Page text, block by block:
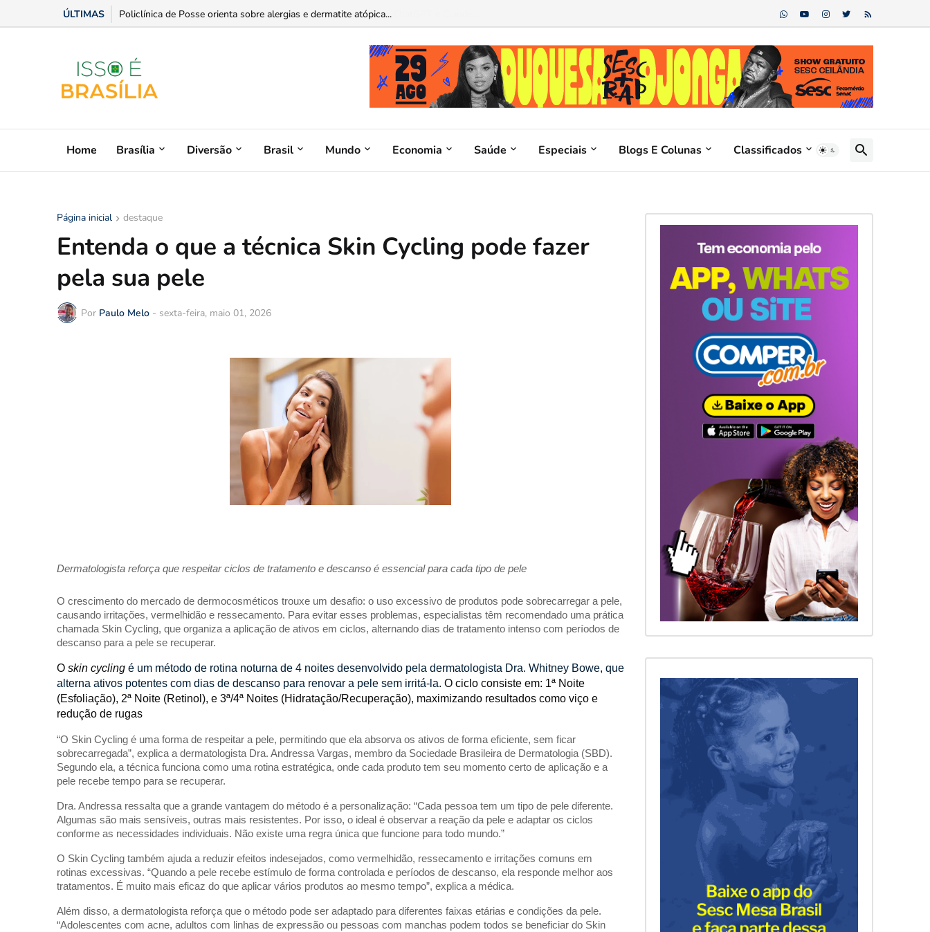
ÚLTIMAS Senior anuncia o primeiro ERP da América Latina operável por ChatGPT e Claude...
Home Brasília Diversão Brasil Mundo Economia Saúde Especiais Blogs E Colunas Classificados
Página inicial destaque
Entenda o que a técnica Skin Cycling pode fazer
pela sua pele
Por Paulo Melo - sexta-feira, maio 01, 2026
Dermatologista reforça que respeitar ciclos de tratamento e descanso é essencial para cada tipo de pele
O crescimento do mercado de dermocosméticos trouxe um desafio: o uso excessivo de produtos pode sobrecarregar a pele,
causando irritações, vermelhidão e ressecamento. Para evitar esses problemas, especialistas têm recomendado uma prática
chamada Skin Cycling, que organiza a aplicação de ativos em ciclos, alternando dias de tratamento intenso com períodos de
descanso para a pele se recuperar.
O skin cycling é um método de rotina noturna de 4 noites desenvolvido pela dermatologista Dra. Whitney Bowe, que
alterna ativos potentes com dias de descanso para renovar a pele sem irritá-la. O ciclo consiste em: 1ª Noite
(Esfoliação), 2ª Noite (Retinol), e 3ª/4ª Noites (Hidratação/Recuperação), maximizando resultados como viço e
redução de rugas
“O Skin Cycling é uma forma de respeitar a pele, permitindo que ela absorva os ativos de forma eficiente, sem ficar
sobrecarregada”, explica a dermatologista Dra. Andressa Vargas, membro da Sociedade Brasileira de Dermatologia (SBD).
Segundo ela, a técnica funciona como uma rotina estratégica, onde cada produto tem seu momento certo de aplicação e a
pele recebe tempo para se recuperar.
Dra. Andressa ressalta que a grande vantagem do método é a personalização: “Cada pessoa tem um tipo de pele diferente.
Algumas são mais sensíveis, outras mais resistentes. Por isso, o ideal é observar a reação da pele e adaptar os ciclos
conforme as necessidades individuais. Não existe uma regra única que funcione para todo mundo.”
O Skin Cycling também ajuda a reduzir efeitos indesejados, como vermelhidão, ressecamento e irritações comuns em
rotinas excessivas. “Quando a pele recebe estímulo de forma controlada e períodos de descanso, ela responde melhor aos
tratamentos. É muito mais eficaz do que aplicar vários produtos ao mesmo tempo”, explica a médica.
Além disso, a dermatologista reforça que o método pode ser adaptado para diferentes faixas etárias e condições da pele.
“Adolescentes com acne, adultos com linhas de expressão ou pessoas com manchas podem todos se beneficiar do Skin